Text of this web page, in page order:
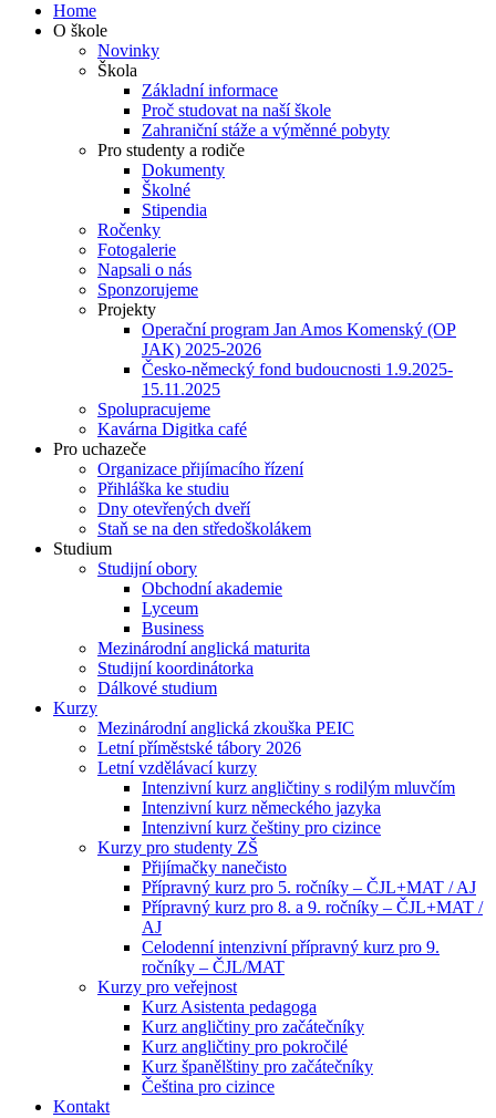
Home
O škole
Novinky
Škola
Základní informace
Proč studovat na naší škole
Zahraniční stáže a výměnné pobyty
Pro studenty a rodiče
Dokumenty
Školné
Stipendia
Ročenky
Fotogalerie
Napsali o nás
Sponzorujeme
Projekty
Operační program Jan Amos Komenský (OP
JAK) 2025-2026
Česko-německý fond budoucnosti 1.9.2025-
15.11.2025
Spolupracujeme
Kavárna Digitka café
Pro uchazeče
Organizace přijímacího řízení
Přihláška ke studiu
Dny otevřených dveří
Staň se na den středoškolákem
Studium
Studijní obory
Obchodní akademie
Lyceum
Business
Mezinárodní anglická maturita
Studijní koordinátorka
Dálkové studium
Kurzy
Mezinárodní anglická zkouška PEIC
Letní příměstské tábory 2026
Letní vzdělávací kurzy
Intenzivní kurz angličtiny s rodilým mluvčím
Intenzivní kurz německého jazyka
Intenzivní kurz češtiny pro cizince
Kurzy pro studenty ZŠ
Přijímačky nanečisto
Přípravný kurz pro 5. ročníky – ČJL+MAT / AJ
Přípravný kurz pro 8. a 9. ročníky – ČJL+MAT /
AJ
Celodenní intenzivní přípravný kurz pro 9.
ročníky – ČJL/MAT
Kurzy pro veřejnost
Kurz Asistenta pedagoga
Kurz angličtiny pro začátečníky
Kurz angličtiny pro pokročilé
Kurz španělštiny pro začátečníky
Čeština pro cizince
Kontakt